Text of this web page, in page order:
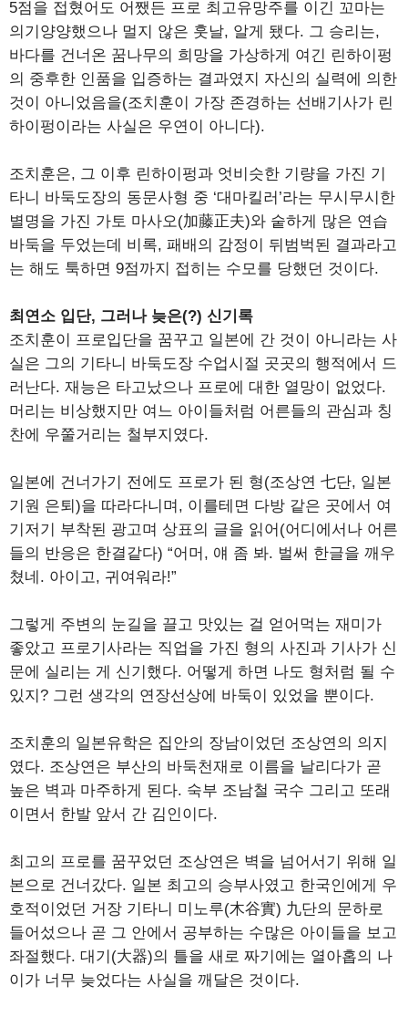
5점을 접혔어도 어쨌든 프로 최고유망주를 이긴 꼬마는
의기양양했으나 멀지 않은 훗날, 알게 됐다. 그 승리는,
바다를 건너온 꿈나무의 희망을 가상하게 여긴 린하이펑
의 중후한 인품을 입증하는 결과였지 자신의 실력에 의한
것이 아니었음을(조치훈이 가장 존경하는 선배기사가 린
하이펑이라는 사실은 우연이 아니다).
조치훈은, 그 이후 린하이펑과 엇비슷한 기량을 가진 기
타니 바둑도장의 동문사형 중 ‘대마킬러’라는 무시무시한
별명을 가진 가토 마사오(加藤正夫)와 숱하게 많은 연습
바둑을 두었는데 비록, 패배의 감정이 뒤범벅된 결과라고
는 해도 툭하면 9점까지 접히는 수모를 당했던 것이다.
최연소 입단, 그러나 늦은(?) 신기록
조치훈이 프로입단을 꿈꾸고 일본에 간 것이 아니라는 사
실은 그의 기타니 바둑도장 수업시절 곳곳의 행적에서 드
러난다. 재능은 타고났으나 프로에 대한 열망이 없었다.
머리는 비상했지만 여느 아이들처럼 어른들의 관심과 칭
찬에 우쭐거리는 철부지였다.
일본에 건너가기 전에도 프로가 된 형(조상연 七단, 일본
기원 은퇴)을 따라다니며, 이를테면 다방 같은 곳에서 여
기저기 부착된 광고며 상표의 글을 읽어(어디에서나 어른
들의 반응은 한결같다) “어머, 얘 좀 봐. 벌써 한글을 깨우
쳤네. 아이고, 귀여워라!”
그렇게 주변의 눈길을 끌고 맛있는 걸 얻어먹는 재미가
좋았고 프로기사라는 직업을 가진 형의 사진과 기사가 신
문에 실리는 게 신기했다. 어떻게 하면 나도 형처럼 될 수
있지? 그런 생각의 연장선상에 바둑이 있었을 뿐이다.
조치훈의 일본유학은 집안의 장남이었던 조상연의 의지
였다. 조상연은 부산의 바둑천재로 이름을 날리다가 곧
높은 벽과 마주하게 된다. 숙부 조남철 국수 그리고 또래
이면서 한발 앞서 간 김인이다.
최고의 프로를 꿈꾸었던 조상연은 벽을 넘어서기 위해 일
본으로 건너갔다. 일본 최고의 승부사였고 한국인에게 우
호적이었던 거장 기타니 미노루(木谷實) 九단의 문하로
들어섰으나 곧 그 안에서 공부하는 수많은 아이들을 보고
좌절했다. 대기(大器)의 틀을 새로 짜기에는 열아홉의 나
이가 너무 늦었다는 사실을 깨달은 것이다.